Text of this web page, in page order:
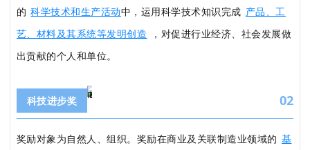
的 科学技术和生产活动中，运用科学技术知识完成 产品、工
艺、材料及其系统等发明创造
，对促进行业经济、社会发展做
出贡献的个人和单位。
科技进步奖 02
奖励对象为自然人、组织。 奖励在商业及关联制造业领域的 基